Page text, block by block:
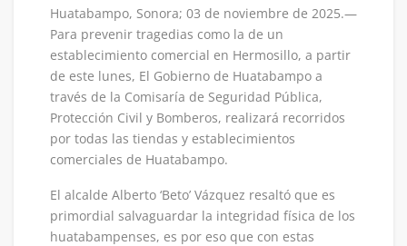
Huatabampo, Sonora; 03 de noviembre de 2025.—
Para prevenir tragedias como la de un
establecimiento comercial en Hermosillo, a partir
de este lunes, El Gobierno de Huatabampo a
través de la Comisaría de Seguridad Pública,
Protección Civil y Bomberos, realizará recorridos
por todas las tiendas y establecimientos
comerciales de Huatabampo.
El alcalde Alberto ‘Beto’ Vázquez resaltó que es
primordial salvaguardar la integridad física de los
huatabampenses, es por eso que con estas